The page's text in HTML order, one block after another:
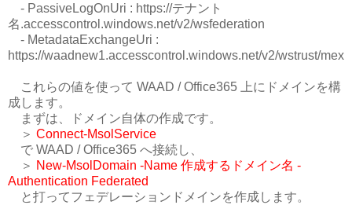
- PassiveLogOnUri : https://テナント
名.accesscontrol.windows.net/v2/wsfederation
- MetadataExchangeUri :
https://waadnew1.accesscontrol.windows.net/v2/wstrust/mex
これらの値を使って WAAD / Office365 上にドメインを構
成します。
まずは、ドメイン自体の作成です。
＞ Connect-MsolService
で WAAD / Office365 へ接続し、
＞ New-MsolDomain -Name 作成するドメイン名 -
Authentication Federated
と打ってフェデレーションドメインを作成します。